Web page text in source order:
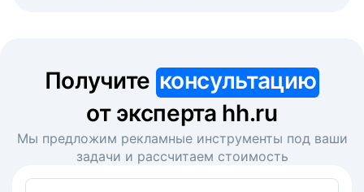
Получите консультацию
от эксперта hh.ru
Мы предложим рекламные инструменты под ваши
задачи и рассчитаем стоимость